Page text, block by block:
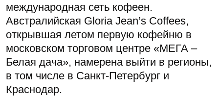
международная сеть кофеен.
Австралийская Gloria Jean’s Coffees,
открывшая летом первую кофейню в
московском торговом центре «МЕГА –
Белая дача», намерена выйти в регионы,
в том числе в Санкт-Петербург и
Краснодар.